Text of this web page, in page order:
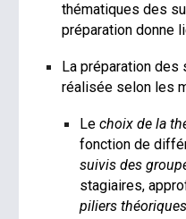
thématiques des
préparation donne
La préparation
réalisée selon les
Lechoix de la
fonction de
suivis des
stagiaires,
piliers